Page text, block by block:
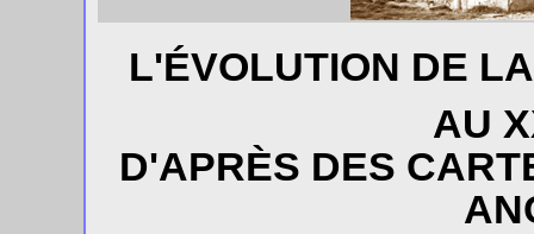
L'ÉVOLUTION DE
AU
D'APRÈS DES